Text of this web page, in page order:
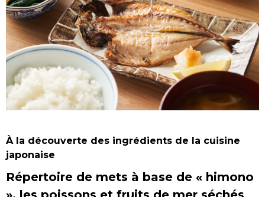
简体字
繁體字
Español
العربية
Visiter le Japon
Infos de base
Dossiers
Économie
Société
À la découverte des ingrédients de la cuisine
japonaise
Répertoire de mets à base de « himono